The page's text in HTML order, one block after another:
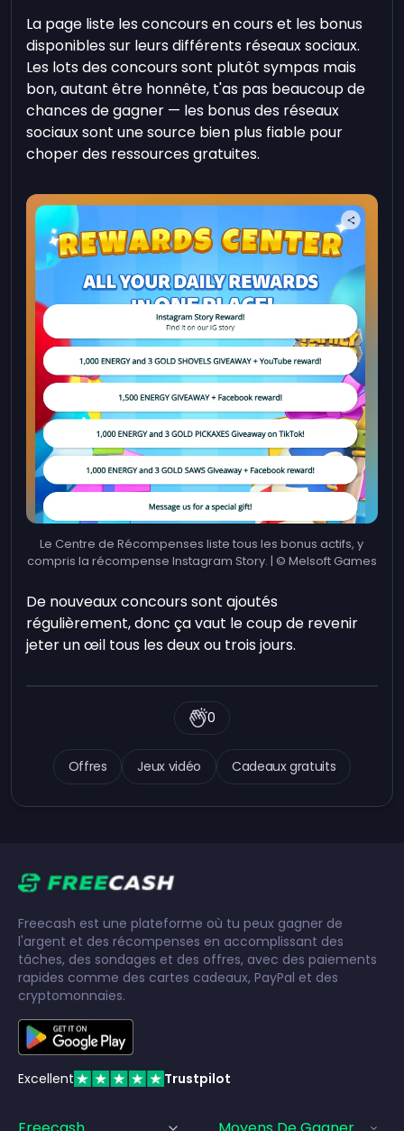
La page liste les concours en cours et les bonus
disponibles sur leurs différents réseaux sociaux.
Les lots des concours sont plutôt sympas mais
bon, autant être honnête, t'as pas beaucoup de
chances de gagner — les bonus des réseaux
sociaux sont une source bien plus fiable pour
choper des ressources gratuites.
Le Centre de Récompenses liste tous les bonus actifs, y
compris la récompense Instagram Story. | © Melsoft Games
De nouveaux concours sont ajoutés
régulièrement, donc ça vaut le coup de revenir
jeter un œil tous les deux ou trois jours.
Offres Jeux vidéo Cadeaux gratuits
0
Freecash est une plateforme où tu peux gagner de
l'argent et des récompenses en accomplissant des
tâches, des sondages et des offres, avec des paiements
rapides comme des cartes cadeaux, PayPal et des
cryptomonnaies.
Excellent Trustpilot